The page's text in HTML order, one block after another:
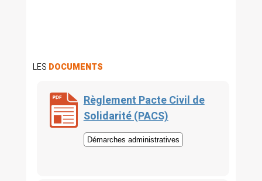
LES DOCUMENTS
Règlement Pacte Civil de
Solidarité (PACS)
Démarches administratives